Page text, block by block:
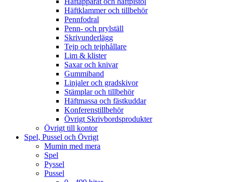
Häftklammer och tillbehör
Pennfodral
Penn- och prylställ
Skrivunderlägg
Tejp och tejphållare
Lim & klister
Saxar och knivar
Gummiband
Linjaler och gradskivor
Stämplar och tillbehör
Häftmassa och fästkuddar
Konferenstillbehör
Övrigt Skrivbordsprodukter
Övrigt till kontor
Spel, Pussel och Övrigt
Mumin med mera
Spel
Pyssel
Pussel